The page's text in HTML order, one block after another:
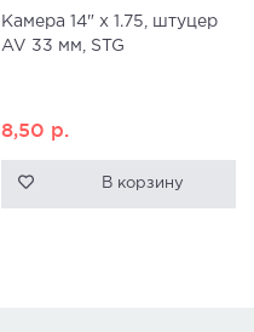
Камера 14" x 1.75, штуцер
AV 33 мм, STG
8,50 р.
В корзину